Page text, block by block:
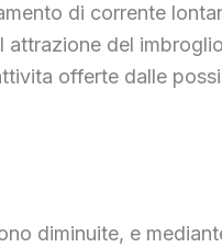
di corrente
attrazione del
offerte dalle
diminuite, e